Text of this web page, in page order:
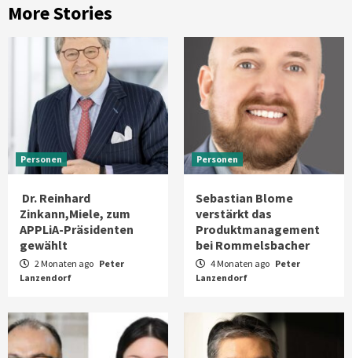
More Stories
Personen
Dr. Reinhard
Zinkann,Miele, zum
APPLiA-Präsidenten
gewählt
2 Monaten ago Peter
Lanzendorf
Personen
Sebastian Blome
verstärkt das
Produktmanagement
bei Rommelsbacher
4 Monaten ago Peter
Lanzendorf